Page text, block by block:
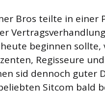
Bros teilte in einer
beginnen sollte,
Regisseure
sid dennoch guter
Sitcom bald